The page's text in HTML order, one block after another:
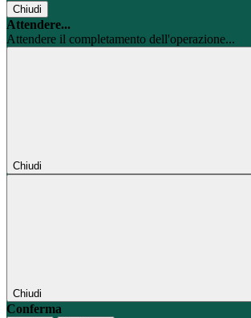
Chiudi
Attendere...
Attendere il completamento dell'operazione...
Chiudi
Chiudi
Conferma